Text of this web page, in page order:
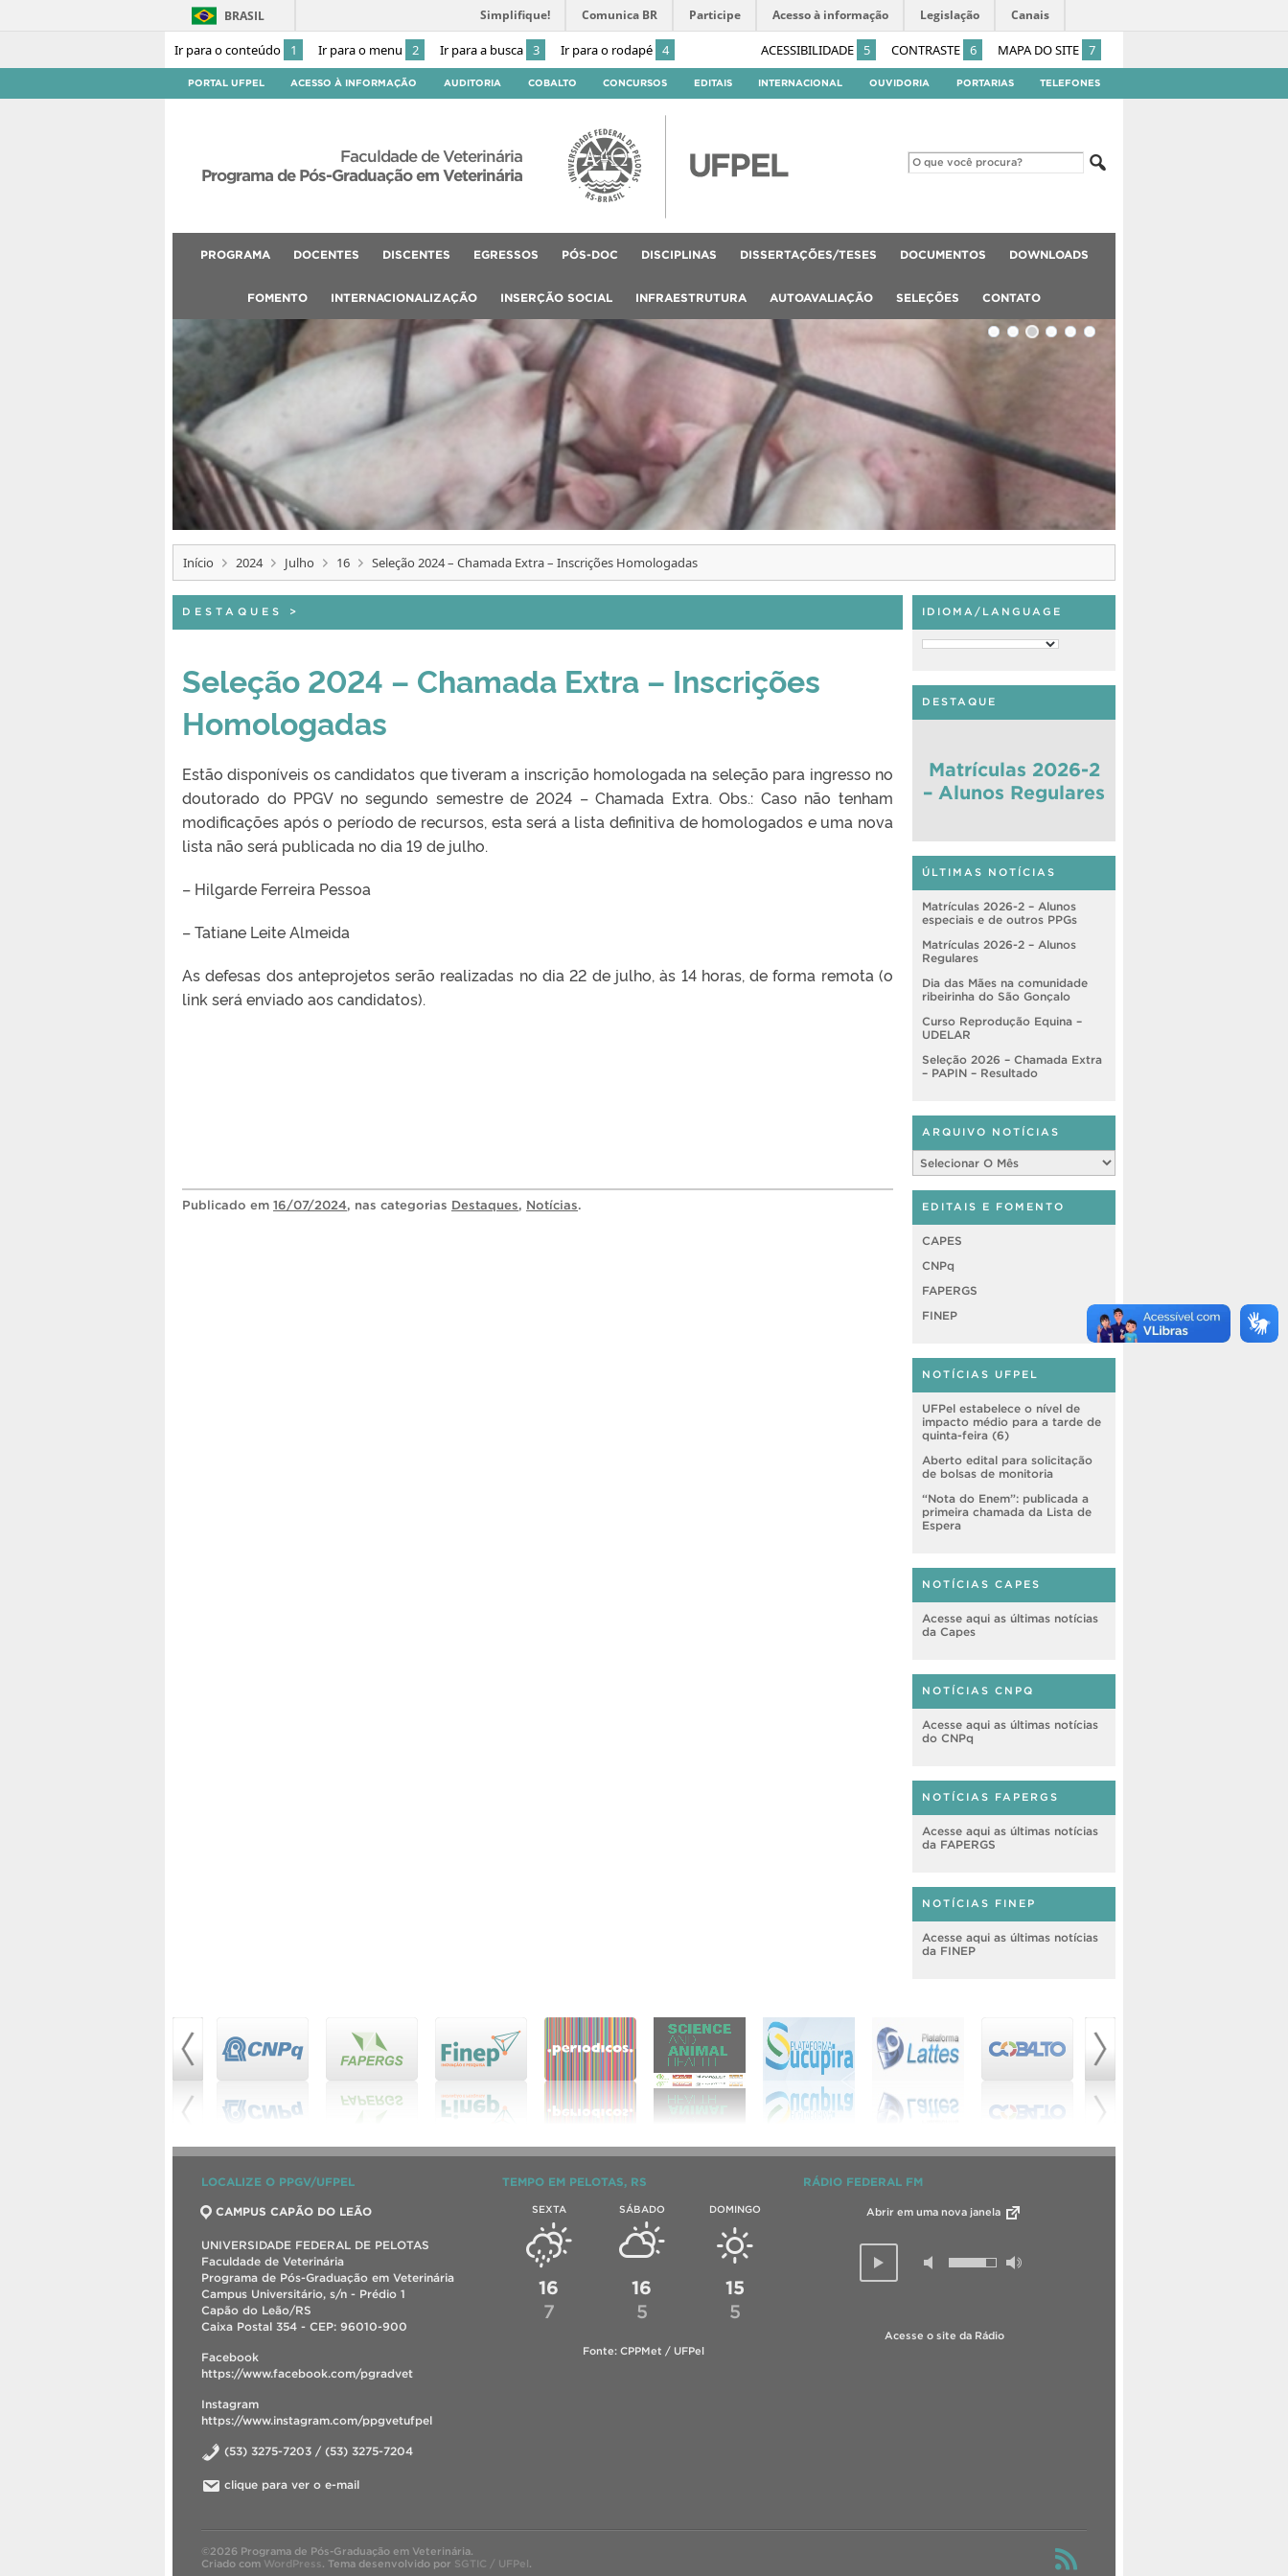
Ir para o conteúdo 1 Ir para o menu 2 Ir para a busca 3 Ir para o rodapé 4 ACESSIBILIDADE 5 CONTRASTE 6 MAPA DO SITE 7
BRASIL Simplifique! Comunica BR Participe Acesso à informação Legislação Canais
PORTAL UFPEL ACESSO À INFORMAÇÃO AUDITORIA COBALTO CONCURSOS EDITAIS INTERNACIONAL OUVIDORIA PORTARIAS TELEFONES
Faculdade de Veterinária
Programa de Pós-Graduação em Veterinária
PROGRAMA DOCENTES DISCENTES EGRESSOS PÓS-DOC DISCIPLINAS DISSERTAÇÕES/TESES DOCUMENTOS DOWNLOADS
FOMENTO INTERNACIONALIZAÇÃO INSERÇÃO SOCIAL INFRAESTRUTURA AUTOAVALIAÇÃO SELEÇÕES CONTATO
Início 2024 Julho 16 Seleção 2024 – Chamada Extra – Inscrições Homologadas
DESTAQUES >
Seleção 2024 – Chamada Extra – Inscrições
Homologadas
Estão disponíveis os candidatos que tiveram a inscrição homologada na seleção para ingresso no
doutorado do PPGV no segundo semestre de 2024 – Chamada Extra. Obs.: Caso não tenham
modificações após o período de recursos, esta será a lista definitiva de homologados e uma nova
lista não será publicada no dia 19 de julho.
– Hilgarde Ferreira Pessoa
– Tatiane Leite Almeida
As defesas dos anteprojetos serão realizadas no dia 22 de julho, às 14 horas, de forma remota (o
link será enviado aos candidatos).
Publicado em 16/07/2024, nas categorias Destaques, Notícias.
IDIOMA/LANGUAGE
DESTAQUE
Matrículas 2026-2
– Alunos Regulares
ÚLTIMAS NOTÍCIAS
Matrículas 2026-2 – Alunos
especiais e de outros PPGs
Matrículas 2026-2 – Alunos
Regulares
Dia das Mães na comunidade
ribeirinha do São Gonçalo
Curso Reprodução Equina –
UDELAR
Seleção 2026 – Chamada Extra
– PAPIN – Resultado
ARQUIVO NOTÍCIAS
Notícias
EDITAIS E FOMENTO
CAPES
CNPq
FAPERGS
FINEP
NOTÍCIAS UFPEL
UFPel estabelece o nível de
impacto médio para a tarde de
quinta-feira (6)
Aberto edital para solicitação
de bolsas de monitoria
“Nota do Enem”: publicada a
primeira chamada da Lista de
Espera
NOTÍCIAS CAPES
Acesse aqui as últimas notícias
da Capes
NOTÍCIAS CNPQ
Acesse aqui as últimas notícias
do CNPq
NOTÍCIAS FAPERGS
Acesse aqui as últimas notícias
da FAPERGS
NOTÍCIAS FINEP
Acesse aqui as últimas notícias
da FINEP
LOCALIZE O PPGV/UFPEL
CAMPUS CAPÃO DO LEÃO
UNIVERSIDADE FEDERAL DE PELOTAS
Faculdade de Veterinária
Programa de Pós-Graduação em Veterinária
Campus Universitário, s/n - Prédio 1
Capão do Leão/RS
Caixa Postal 354 - CEP: 96010-900
Facebook
https://www.facebook.com/pgradvet
Instagram
https://www.instagram.com/ppgvetufpel
(53) 3275-7203 / (53) 3275-7204
clique para ver o e-mail
TEMPO EM PELOTAS, RS
SEXTA
16
7
SÁBADO
16
5
DOMINGO
15
5
Fonte: CPPMet / UFPel
RÁDIO FEDERAL FM
Abrir em uma nova janela
Acesse o site da Rádio
©2026 Programa de Pós-Graduação em Veterinária.
Criado com WordPress. Tema desenvolvido por SGTIC / UFPel .